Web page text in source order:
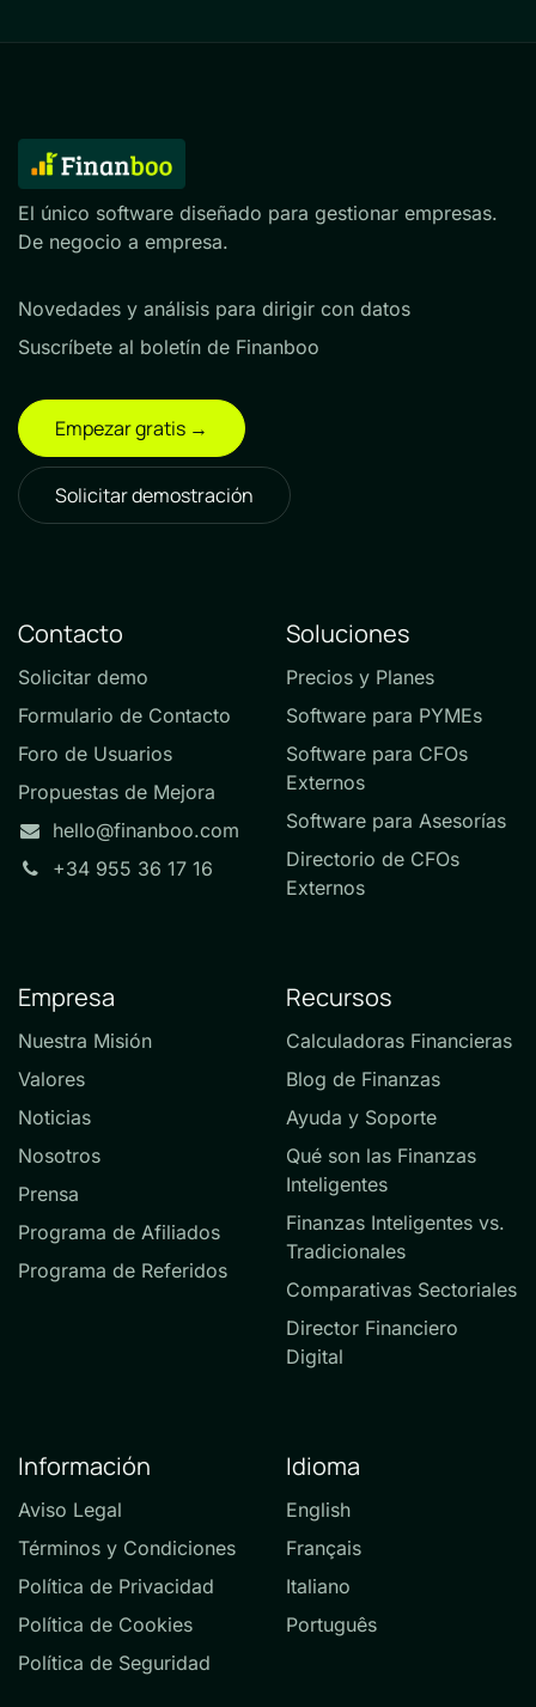
El único software diseñado para gestionar empresas.
De negocio a empresa.
Novedades y análisis para dirigir con datos
Suscríbete al boletín de Finanboo
Empezar gratis →
Solicitar demostración
Contacto
Solicitar demo
Formulario de Contacto
Foro de Usuarios
Propuestas de Mejora
hello@finanboo.com
+34 955 36 17 16
Soluciones
Precios y Planes
Software para PYMEs
Software para CFOs
Externos
Software para Asesorías
Directorio de CFOs
Externos
Empresa
Nuestra Misión
Valores
Noticias
Nosotros
Prensa
Programa de Afiliados
Programa de Referidos
Recursos
Calculadoras Financieras
Blog de Finanzas
Ayuda y Soporte
Qué son las Finanzas
Inteligentes
Finanzas Inteligentes vs.
Tradicionales
Comparativas Sectoriales
Director Financiero
Digital
Información
Aviso Legal
Términos y Condiciones
Política de Privacidad
Política de Cookies
Política de Seguridad
Idioma
English
Français
Italiano
Português